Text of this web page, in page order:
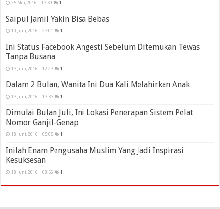
25 Mei, 2016 | 13:39 1
Saipul Jamil Yakin Bisa Bebas
10 Juni, 2016 | 23:01 1
Ini Status Facebook Angesti Sebelum Ditemukan Tewas
Tanpa Busana
13 Juni, 2016 | 12:23 1
Dalam 2 Bulan, Wanita Ini Dua Kali Melahirkan Anak
13 Juni, 2016 | 13:33 1
Dimulai Bulan Juli, Ini Lokasi Penerapan Sistem Pelat
Nomor Ganjil-Genap
18 Juni, 2016 | 05:05 1
Inilah Enam Pengusaha Muslim Yang Jadi Inspirasi
Kesuksesan
18 Juni, 2016 | 08:56 1